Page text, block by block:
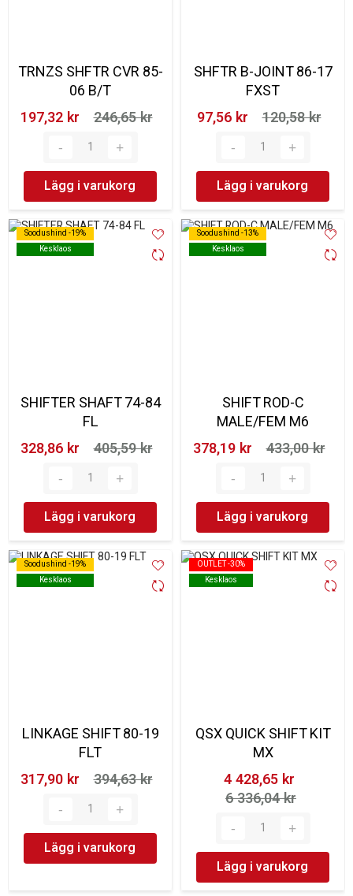
TRNZS SHFTR CVR 85-
06 B/T
197,32 kr‎
246,65 kr‎
Lägg i varukorg
SHFTR B-JOINT 86-17
FXST
97,56 kr‎
120,58 kr‎
Lägg i varukorg
Soodushind -19%
Kesklaos
Soodushind -19%
Kesklaos
SHIFTER SHAFT 74-84
FL
328,86 kr‎
405,59 kr‎
Lägg i varukorg
Soodushind -13%
Kesklaos
Soodushind -13%
Kesklaos
SHIFT ROD-C
MALE/FEM M6
378,19 kr‎
433,00 kr‎
Lägg i varukorg
Soodushind -19%
Kesklaos
Soodushind -19%
Kesklaos
LINKAGE SHIFT 80-19
FLT
317,90 kr‎
394,63 kr‎
Lägg i varukorg
OUTLET -30%
Kesklaos
OUTLET -30%
Kesklaos
QSX QUICK SHIFT KIT
MX
4 428,65 kr‎
6 336,04 kr‎
Lägg i varukorg